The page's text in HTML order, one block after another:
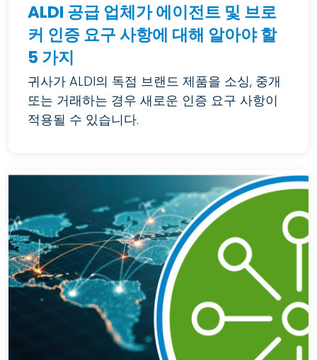
ALDI 공급 업체가 에이전트 및 브로
커 인증 요구 사항에 대해 알아야 할
5 가지
귀사가 ALDI의 독점 브랜드 제품을 소싱, 중개
또는 거래하는 경우 새로운 인증 요구 사항이
적용될 수 있습니다.